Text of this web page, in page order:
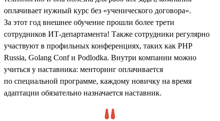
оплачивает нужный курс без «ученического договора».
За этот год внешнее обучение прошли более трети
сотрудников ИТ-департамента! Также сотрудники регулярно
участвуют в профильных конференциях, таких как PHP
Russia, Golang Conf и Podlodka. Внутри компании можно
учиться у наставника: менторинг оплачивается
по специальной программе, каждому новичку на время
адаптации обязательно назначается наставник.